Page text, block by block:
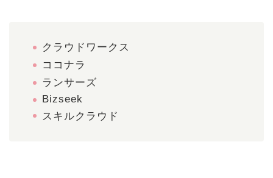
クラウドワークス
ココナラ
ランサーズ
Bizseek
スキルクラウド